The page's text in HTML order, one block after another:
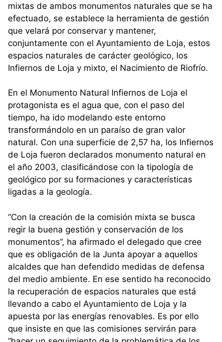
mixtas de ambos monumentos naturales que se ha
efectuado, se establece la herramienta de gestión
que velará por conservar y mantener,
conjuntamente con el Ayuntamiento de Loja, estos
espacios naturales de carácter geológico, los
Infiernos de Loja y mixto, el Nacimiento de Riofrío.
En el Monumento Natural Infiernos de Loja el
protagonista es el agua que, con el paso del
tiempo, ha ido modelando este entorno
transformándolo en un paraíso de gran valor
natural. Con una superficie de 2,57 ha, los Infiernos
de Loja fueron declarados monumento natural en
el año 2003, clasificándose con la tipología de
geológico por su formaciones y características
ligadas a la geología.
“Con la creación de la comisión mixta se busca
regir la buena gestión y conservación de los
monumentos”, ha afirmado el delegado que cree
que es obligación de la Junta apoyar a aquellos
alcaldes que han defendido medidas de defensa
del medio ambiente. En ese sentido ha reconocido
la recuperación de espacios naturales que está
llevando a cabo el Ayuntamiento de Loja y la
apuesta por las energías renovables. Es por ello
que insiste en que las comisiones servirán para